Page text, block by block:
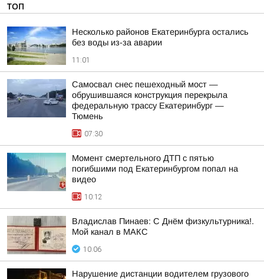
ТОП
Несколько районов Екатеринбурга остались
без воды из-за аварии
11:01
Самосвал снес пешеходный мост —
обрушившаяся конструкция перекрыла
федеральную трассу Екатеринбург —
Тюмень
07:30
Момент смертельного ДТП с пятью
погибшими под Екатеринбургом попал на
видео
10:12
Владислав Пинаев: С Днём физкультурника!.
Мой канал в МАКС
10:06
Нарушение дистанции водителем грузового